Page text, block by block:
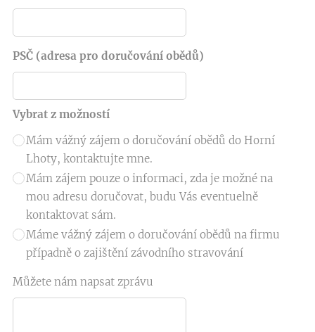
PSČ (adresa pro doručování obědů)
Vybrat z možností
Mám vážný zájem o doručování obědů do Horní
Lhoty, kontaktujte mne.
Mám zájem pouze o informaci, zda je možné na
mou adresu doručovat, budu Vás eventuelně
kontaktovat sám.
Máme vážný zájem o doručování obědů na firmu
případně o zajištění závodního stravování
Můžete nám napsat zprávu